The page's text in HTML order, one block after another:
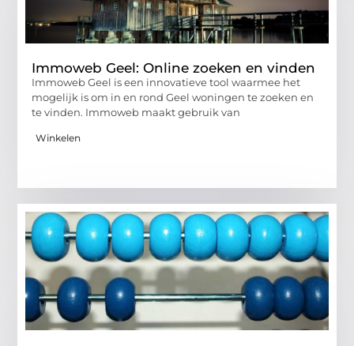
Immoweb Geel: Online zoeken en vinden
Immoweb Geel is een innovatieve tool waarmee het
mogelijk is om in en rond Geel woningen te zoeken en
te vinden. Immoweb maakt gebruik van
Winkelen